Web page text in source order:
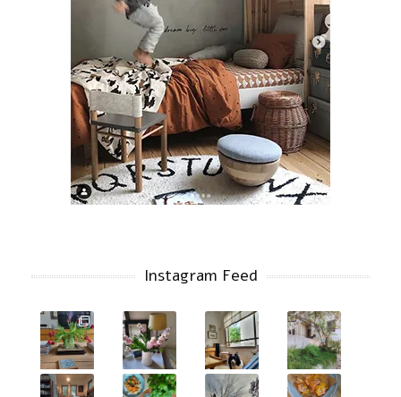
Instagram Feed